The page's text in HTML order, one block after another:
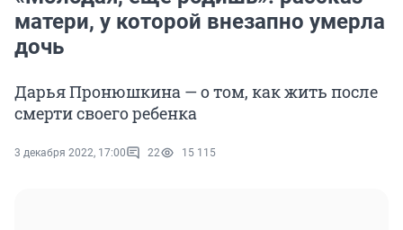
матери, у которой внезапно умерла
дочь
Дарья Пронюшкина — о том, как жить после
смерти своего ребенка
3 декабря 2022, 17:00 22 15 115